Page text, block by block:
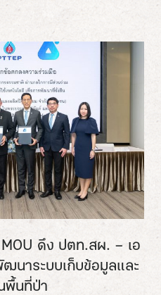
ดึง ปตท.สผ. – เอ
ฒนาระบบเก็บข้อมูลและ
พื้นที่ป่า